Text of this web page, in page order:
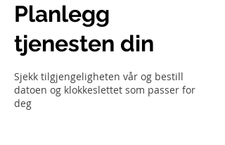
Planlegg
tjenesten din
Sjekk tilgjengeligheten vår og bestill
datoen og klokkeslettet som passer for
deg